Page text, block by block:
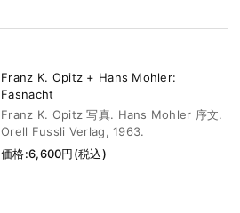
Franz K. Opitz + Hans Mohler:
Fasnacht
Franz K. Opitz 写真. Hans Mohler 序文.
Orell Fussli Verlag, 1963.
価格:6,600円(税込)